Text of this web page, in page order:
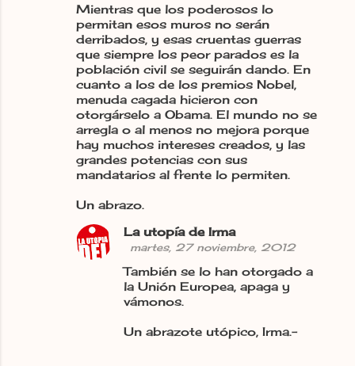
Mientras que los poderosos lo
permitan esos muros no serán
derribados, y esas cruentas guerras
que siempre los peor parados es la
población civil se seguirán dando. En
cuanto a los de los premios Nobel,
menuda cagada hicieron con
otorgárselo a Obama. El mundo no se
arregla o al menos no mejora porque
hay muchos intereses creados, y las
grandes potencias con sus
mandatarios al frente lo permiten.
Un abrazo.
La utopía de Irma
martes, 27 noviembre, 2012
También se lo han otorgado a
la Unión Europea, apaga y
vámonos.
Un abrazote utópico, Irma.-